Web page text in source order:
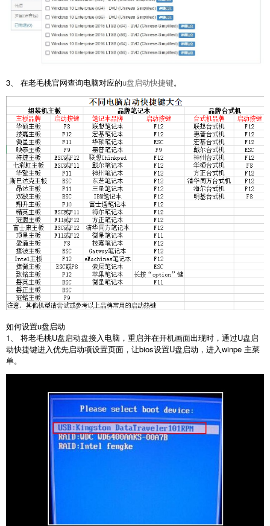
3、 在老毛桃官网查询电脑对应的u盘启动快捷键。
如何设置u盘启动
1、 将老毛桃U盘启动盘接入电脑，重启并在开机画面出现时，通过U盘启
动快捷键进入优先启动项设置页面，让bios设置U盘启动，进入winpe 主菜
单。